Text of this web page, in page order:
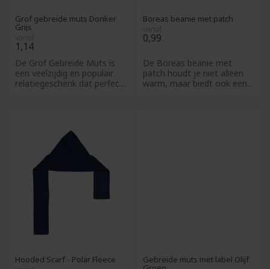
Grof gebreide muts Donker
Grijs
1,14
De Grof Gebreide Muts is
een veelzijdig en populair
relatiegeschenk dat perfect
Boreas beanie met patch
0,99
De Boreas beanie met
patch houdt je niet alleen
warm, maar biedt ook een
Hooded Scarf - Polar Fleece
Gebreide muts met label Olijf